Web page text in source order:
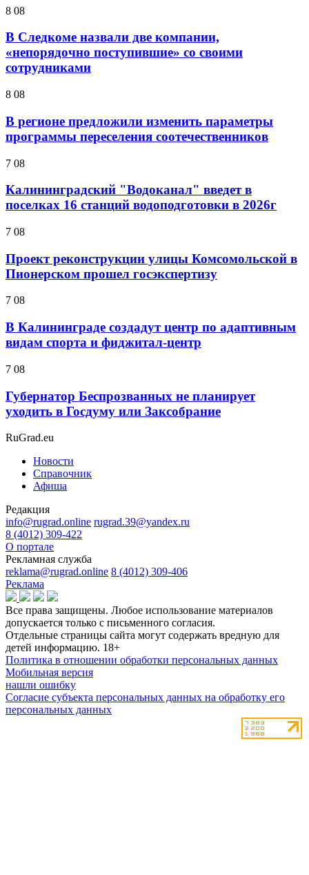
8 08
В Следкоме назвали две компании,
«непорядочно поступившие» со своими
сотрудниками
8 08
В регионе предложили изменить параметры
программы переселения соотечественников
7 08
Калининградский "Водоканал" введет в
поселках 16 станций водоподготовки в 2026г
7 08
Проект реконструкции улицы Комсомольской в
Пионерском прошел госэкспертизу
7 08
В Калининграде создадут центр по адаптивным
видам спорта и фиджитал-центр
7 08
Губернатор Беспрозванных не планирует
уходить в Госдуму или Заксобрание
RuGrad.eu
Новости
Справочник
Афиша
Редакция
info@rugrad.online rugrad.39@yandex.ru
8 (4012) 309-422
О портале
Рекламная служба
reklama@rugrad.online 8 (4012) 309-406
Реклама
Все права защищены. Любое использование материалов
допускается только с письменного согласия.
Отдельные страницы сайта могут содержать вредную для
детей информацию. 18+
Политика в отношении обработки персональных данных
Мобильная версия
нашли ошибку
Согласие субъекта персональных данных на обработку его
персональных данных